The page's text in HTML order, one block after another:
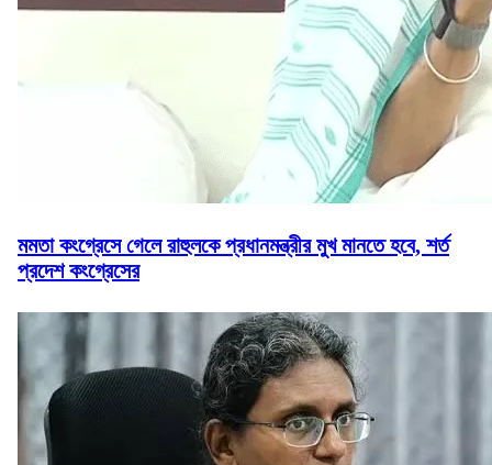
মমতা কংগ্রেসে গেলে রাহুলকে প্রধানমন্ত্রীর মুখ মানতে হবে, শর্ত
প্রদেশ কংগ্রেসের